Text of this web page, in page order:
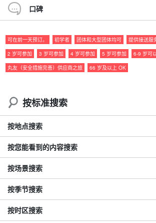
◆Maruyu （出色的安全措施）承包商。
完全私密的独家体验
◆ 定制目的地和体验 OK
八重山群岛的深海！
◆ 在值得信赖的向导的支持下
以自己的节奏尽情享受，无忧无虑
⬇︎ 要想获得一整天的极大满足感，请点
☆ (No.556)
开始时间: 面议
所要时间：约 7 小时。
口碑
可在前一天预订。 初学者 团体和大型团体均可 提供接送服
2 岁可参加
3 岁可参加 4 岁可参加 5 岁可参加
6-9 岁可
丸友（安全措施完善）供应商之旅
66 岁及以上 OK
按标准搜索
按地点搜索
按您能看到的内容搜索
按场景搜索
按季节搜索
按时区搜索